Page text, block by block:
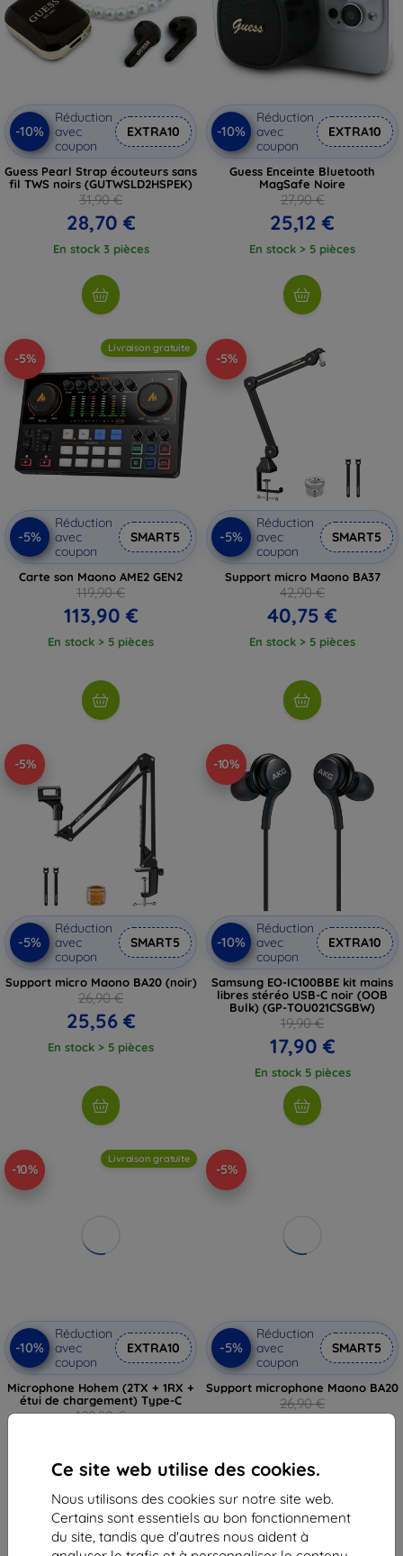
Ce site web utilise des cookies.
Nous utilisons des cookies sur notre site web.
Certains sont essentiels au bon fonctionnement
du site, tandis que d'autres nous aident à
-10%
Réduction
avec
coupon
EXTRA10
Guess Pearl Strap écouteurs sans
fil TWS noirs (GUTWSLD2HSPEK)
31,90 €
28,70 €
En stock 3 pièces
-10%
Réduction
avec
coupon
EXTRA10
Guess Enceinte Bluetooth
MagSafe Noire
27,90 €
25,12 €
En stock > 5 pièces
-5%
Livraison gratuite
-5%
Réduction
avec
coupon
SMART5
Carte son Maono AME2 GEN2
119,90 €
113,90 €
En stock > 5 pièces
-5%
-5%
Réduction
avec
coupon
SMART5
Support micro Maono BA37
42,90 €
40,75 €
En stock > 5 pièces
-5%
-5%
Réduction
avec
coupon
SMART5
Support micro Maono BA20 (noir)
26,90 €
25,56 €
En stock > 5 pièces
-10%
-10%
Réduction
avec
coupon
EXTRA10
Samsung EO-IC100BBE kit mains
libres stéréo USB-C noir (OOB
Bulk) (GP-TOU021CSGBW)
19,90 €
17,90 €
En stock 5 pièces
-10%
Livraison gratuite
-10%
Réduction
avec
coupon
EXTRA10
Microphone Hohem (2TX + 1RX +
étui de chargement) Type-C
129,90 €
En stock > 5 pièces
-5%
-5%
Réduction
avec
coupon
SMART5
Support microphone Maono BA20
26,90 €